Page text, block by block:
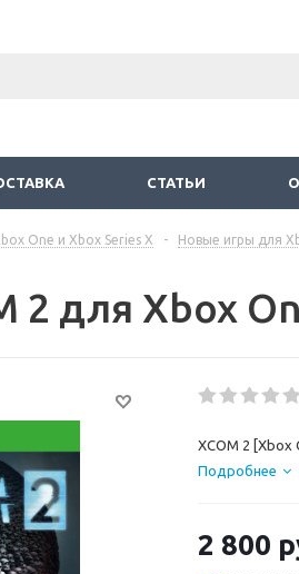
СТАТЬИ
One и Xbox Series X -
Новые игры для
2 для Xbox
XCOM 2 [Xbox
Подробнее
2 800